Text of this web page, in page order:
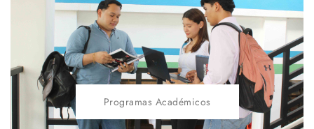
Programas Académicos